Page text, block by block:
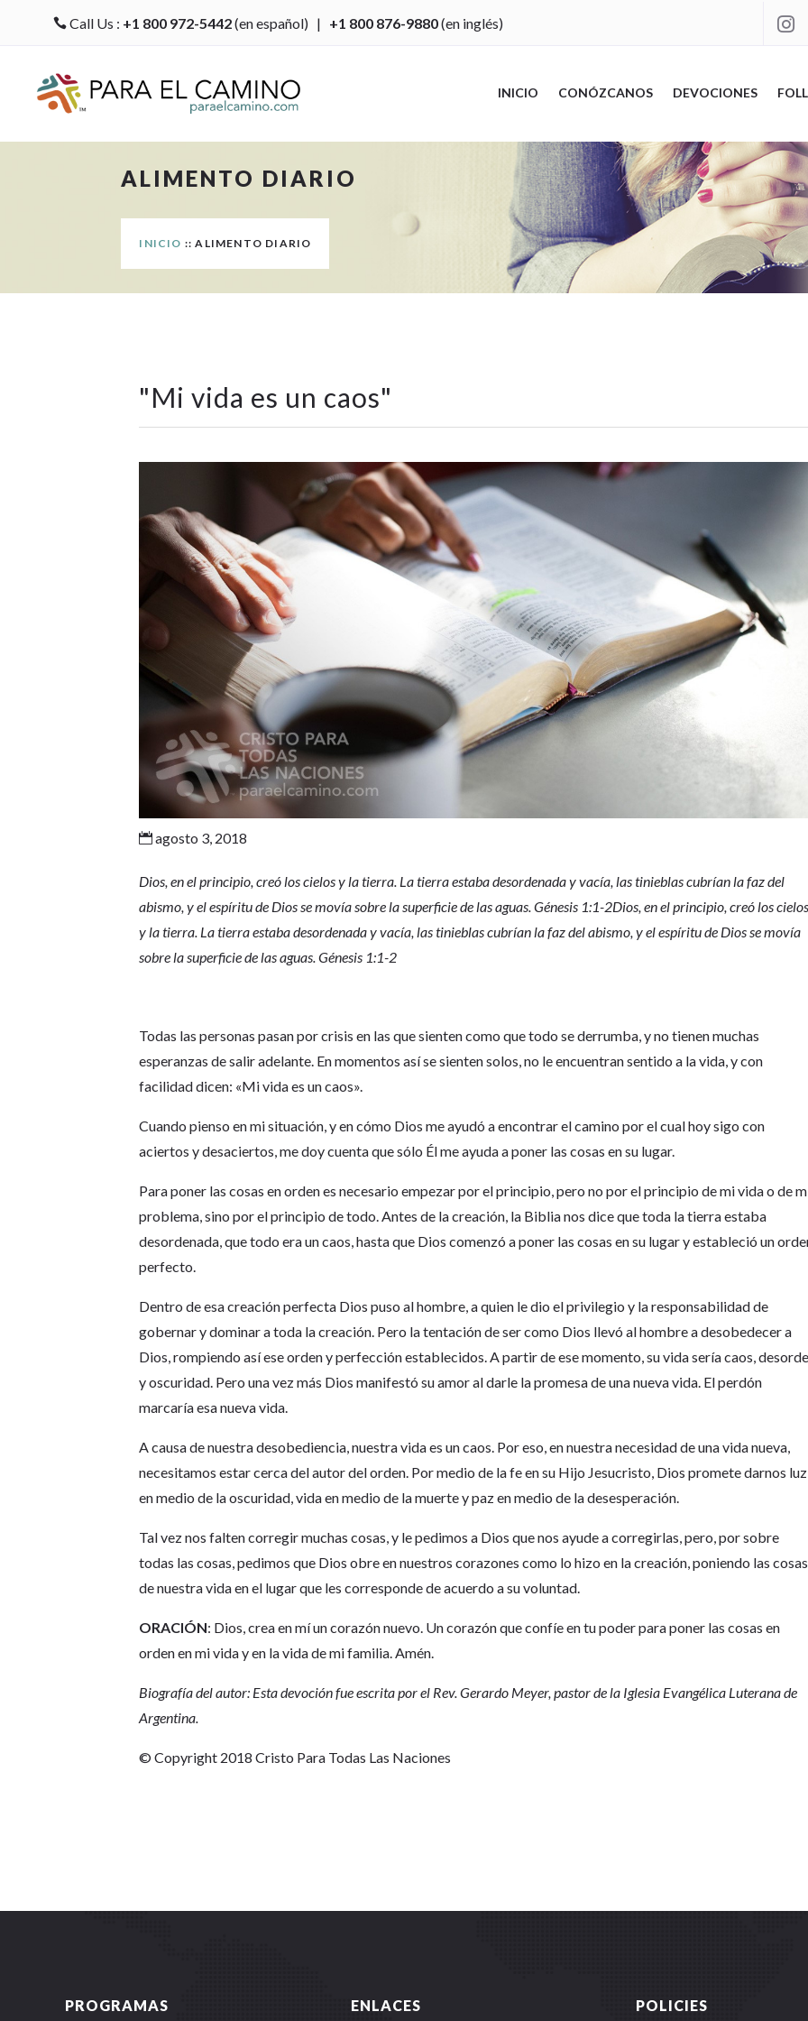
Call Us : +1 800 972-5442(en español) | +1 800 876-9880(en inglés) 
INICIO CONÓZCANOS DEVOCIONES
ALIMENTO DIARIO
INICIO :: ALIMENTO DIARIO
"Mi vida es un caos"
 agosto 3, 2018
Dios, en el principio, creó los cielos y la tierra. La tierra estaba desordenada y vacía, las tinieblas cubrían la faz del
abismo, y el espíritu de Dios se movía sobre la superficie de las aguas. Génesis 1:1-2Dios, en el principio, creó los
y la tierra. La tierra estaba desordenada y vacía, las tinieblas cubrían la faz del abismo, y el espíritu de Dios se movía
sobre la superficie de las aguas. Génesis 1:1-2
Todas las personas pasan por crisis en las que sienten como que todo se derrumba, y no tienen muchas
esperanzas de salir adelante. En momentos así se sienten solos, no le encuentran sentido a la vida, y con
facilidad dicen: «Mi vida es un caos».
Cuando pienso en mi situación, y en cómo Dios me ayudó a encontrar el camino por el cual hoy sigo con
aciertos y desaciertos, me doy cuenta que sólo Él me ayuda a poner las cosas en su lugar.
Para poner las cosas en orden es necesario empezar por el principio, pero no por el principio de mi vida o de
problema, sino por el principio de todo. Antes de la creación, la Biblia nos dice que toda la tierra estaba
desordenada, que todo era un caos, hasta que Dios comenzó a poner las cosas en su lugar y estableció un
perfecto.
Dentro de esa creación perfecta Dios puso al hombre, a quien le dio el privilegio y la responsabilidad de
gobernar y dominar a toda la creación. Pero la tentación de ser como Dios llevó al hombre a desobedecer a
Dios, rompiendo así ese orden y perfección establecidos. A partir de ese momento, su vida sería caos,
y oscuridad. Pero una vez más Dios manifestó su amor al darle la promesa de una nueva vida. El perdón
marcaría esa nueva vida.
A causa de nuestra desobediencia, nuestra vida es un caos. Por eso, en nuestra necesidad de una vida nueva,
necesitamos estar cerca del autor del orden. Por medio de la fe en su Hijo Jesucristo, Dios promete darnos luz
en medio de la oscuridad, vida en medio de la muerte y paz en medio de la desesperación.
Tal vez nos falten corregir muchas cosas, y le pedimos a Dios que nos ayude a corregirlas, pero, por sobre
todas las cosas, pedimos que Dios obre en nuestros corazones como lo hizo en la creación, poniendo las cosas
de nuestra vida en el lugar que les corresponde de acuerdo a su voluntad.
ORACIÓN: Dios, crea en mí un corazón nuevo. Un corazón que confíe en tu poder para poner las cosas en
orden en mi vida y en la vida de mi familia. Amén.
Biografía del autor: Esta devoción fue escrita por el Rev. Gerardo Meyer, pastor de la Iglesia Evangélica Luterana de
Argentina.
© Copyright 2018 Cristo Para Todas Las Naciones
PROGRAMAS ENLACES POLICIES